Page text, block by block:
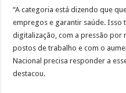
“A categoria está dizendo que
empregos e garantir saúde. Isso
digitalização, com a pressão por
postos de trabalho e com o
Nacional precisa responder a
destacou.